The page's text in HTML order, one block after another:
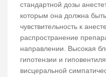
стандартной дозы
которым она должна
чувствительность к
распространение
направлении. Высокая
гипотензии и
висцеральной